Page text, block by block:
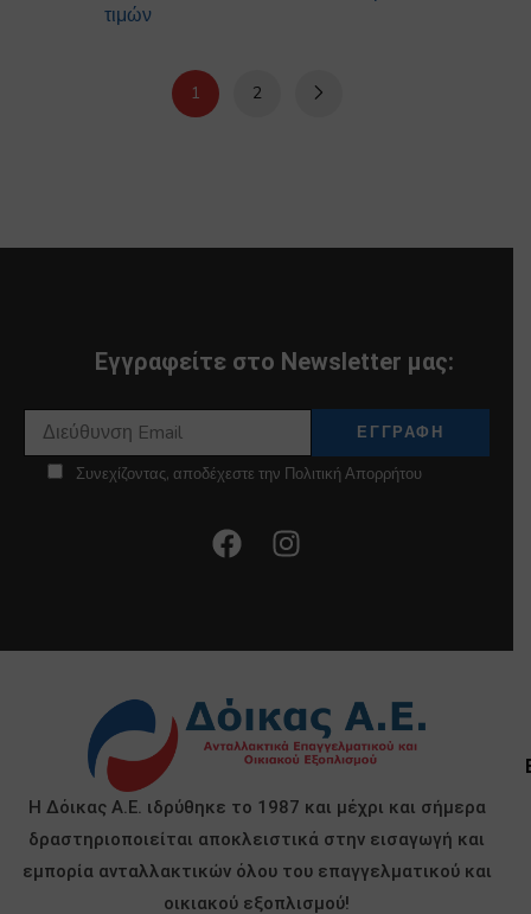
τιμών
1 2
Εγγραφείτε στο Newsletter μας:
Συνεχίζοντας, αποδέχεστε την Πολιτική Απορρήτου
Η Δόικας Α.Ε. ιδρύθηκε το 1987 και μέχρι και σήμερα
δραστηριοποιείται αποκλειστικά στην εισαγωγή και
εμπορία ανταλλακτικών όλου του επαγγελματικού και
οικιακού εξοπλισμού!